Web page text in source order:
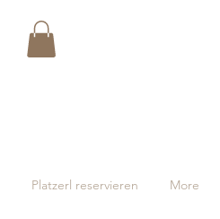
Platzerl reservieren More